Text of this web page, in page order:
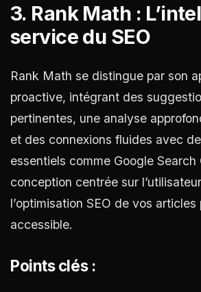
3. Rank Math :
service du SEO
Rank Math se distingue par son
proactive, intégrant des
pertinentes, une analyse
et des connexions fluides avec
essentiels comme Google Search
conception centrée sur
l’optimisation SEO de vos
accessible.
Points clés :